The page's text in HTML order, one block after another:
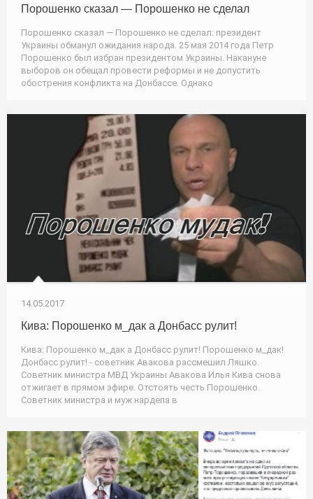
Порошенко сказал — Порошенко не сделал
Порошенко сказал — Порошенко не сделал: президент
Украины обманул ожидания народа. 25 мая 2014 года Петр
Порошенко был избран президентом Украины. Накануне
выборов он обещал провести реформы и не допустить
обострения конфликта на Донбассе. Однако
14.05.2017
Кива: Порошенко м_дак а Донбасс рулит!
Кива: Порошенко м_дак а Донбасс рулит! Порошенко м_дак!
Донбасс рулит! - советник Авакова рассмешил Ляшко.
Советник министра МВД Украины Авакова Илья Кива снова
отжигает в прямом эфире. Отстоять честь Порошенко.
Советник министра и муж нардепа в